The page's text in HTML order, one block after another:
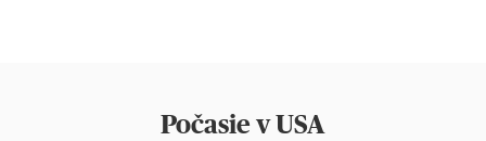
Počasie v USA